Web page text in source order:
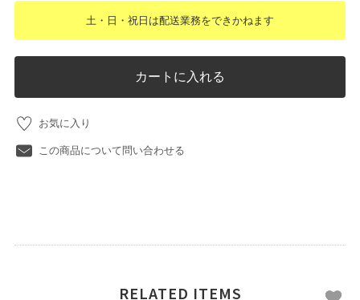
土・日・祝日は配送業務をできかねます
カートに入れる
お気に入り
この商品について問い合わせる
RELATED ITEMS